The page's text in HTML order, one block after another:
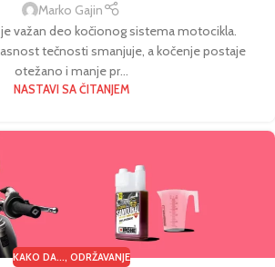
Marko Gajin
važan deo kočionog sistema motocikla.
tečnosti smanjuje, a kočenje postaje
otežano i manje pr...
NASTAVI SA ČITANJEM
KAKO DA... ODRŽAVANJE